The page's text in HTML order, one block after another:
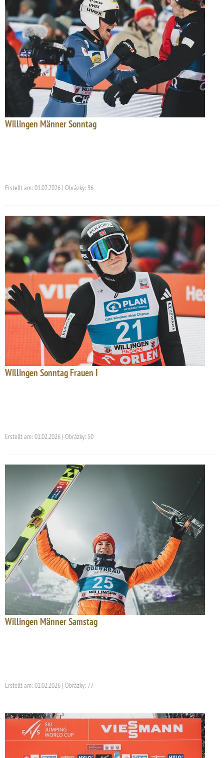
Willingen Männer Sonntag
Erstellt am: 01.02.2026 | Obrázky: 96
Willingen Sonntag Frauen I
Erstellt am: 01.02.2026 | Obrázky: 50
Willingen Männer Samstag
Erstellt am: 01.02.2026 | Obrázky: 77